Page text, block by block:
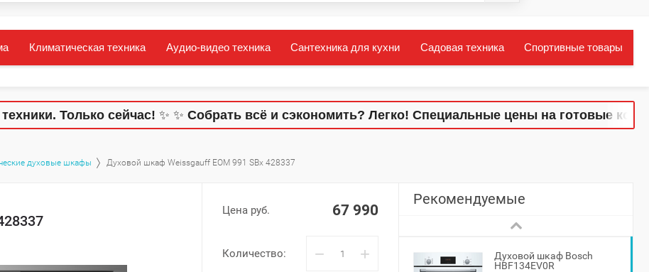
Климатическая техника Аудио-видео техника Сантехника для кухни Садовая техника Спортивные товары
Только сейчас!✨ ✨Собрать всё и сэкономить? Легко! Специальные цены на готовые
духовые шкафы Духовой шкаф Weissgauff EOM 991 SBx 428337
Цена руб. 67 990
Количество: − +
Рекомендуемые
Духовой шкаф Bosch
HBF134EV0R